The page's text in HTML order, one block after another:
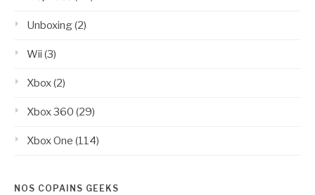
Unboxing(2)
Wii (3)
Xbox(2)
Xbox 360 (29)
Xbox One (114)
NOS COPAINS GEEKS